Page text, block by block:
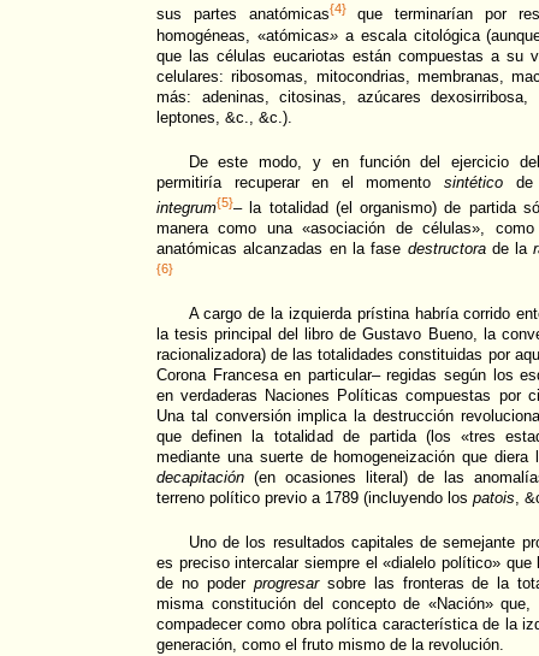
sus partes anatómicas{4}que terminarían por
homogéneas, «atómicas» a escala citológica
que las células eucariotas están compuestas a su
celulares: ribosomas, mitocondrias, membranas,
más: adeninas, citosinas, azúcares
leptones, &c., &c.).
De este modo, y en función del ejercicio
permitiría recuperar en el momento sintético
integrum{5}– la totalidad (el organismo) de partida
manera como una «asociación de células»,
anatómicas alcanzadas en la fase destructora de la
{6}
A cargo de la izquierda prístina habría corrido
la tesis principal del libro de Gustavo Bueno, la
racionalizadora) de las totalidades constituidas por
Corona Francesa en particular– regidas según los
en verdaderas Naciones Políticas compuestas por
Una tal conversión implica la destrucción
que definen la totalidad de partida (los «tres
mediante una suerte de homogeneización que
decapitación (en ocasiones literal) de las
terreno político previo a 1789 (incluyendo los patois,
Uno de los resultados capitales de semejante
es preciso intercalar siempre el «dialelo político»
de no poder progresarsobre las fronteras de la
misma constitución del concepto de «Nación»
compadecer como obra política característica de la
generación, como el fruto mismo de la revolución.